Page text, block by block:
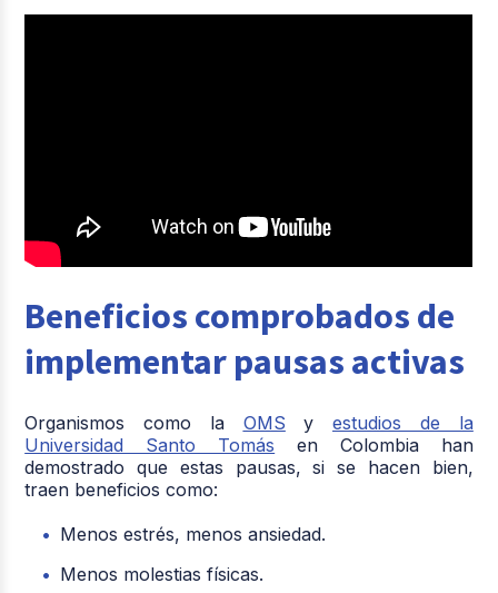
Beneficios comprobados de
implementar pausas activas
Organismos como la OMS yestudios de la
Universidad Santo Tomás en Colombia han
demostrado que estas pausas, si se hacen bien,
traen beneficios como:
Menos estrés, menos ansiedad.
Menos molestias físicas.